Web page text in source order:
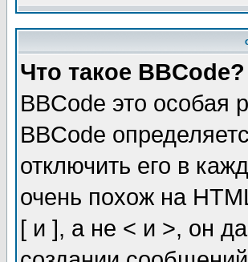
Что такое BBCode?
BBCode это особая
BBCode
отключить его в
очень похож на
[ и ], а не < и >, он